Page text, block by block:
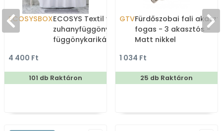
ECOSYSBOXECOSYS Textil varrott
zuhanyfüggöny 12db
függönykarikával
Zuhanyfüggöny textil
4 400 Ft
101 db Raktáron
GTVFürdőszobai fali
fogas - 3 akasztós -
Matt nikkel
1 034 Ft
25 db Raktáron